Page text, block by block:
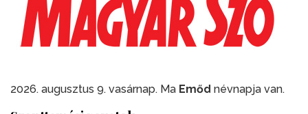
2026. augusztus 9. vasárnap. Ma Emőd névnapja van.